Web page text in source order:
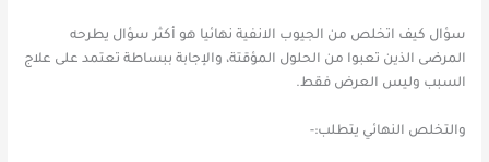
سؤال كيف اتخلص من الجيوب الانفية نهائيا هو أكثر سؤال يطرحه
المرضى الذين تعبوا من الحلول المؤقتة، والإجابة ببساطة تعتمد على علاج
السبب وليس العرض فقط.
والتخلص النهائي يتطلب:-